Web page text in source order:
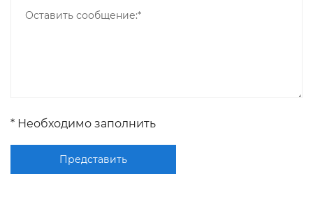
* Необходимо заполнить
Представить